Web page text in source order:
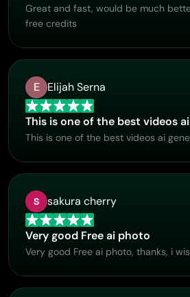
Great and fast, would be much
free credits
E Elijah Serna
This is one of the best videos
This is one of the best videos ai
sakura cherry
Very good Free ai photo
Very good Free ai photo, thanks, i